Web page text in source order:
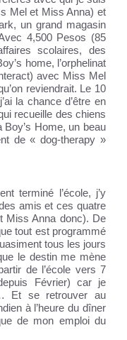
Mel et Miss Anna) et
un grand magasin
4,500 Pesos (85
scolaires, des
home, l’orphelinat
avec Miss Mel
reviendrait. Le 10
la chance d’être en
recueille des chiens
Home, un beau
de « dog-therapy »
terminé l’école, j’y
amis et ces quatre
Miss Anna donc). De
tout est programmé
tous les jours
le destin me mène
de l’école vers 7
Février) car je
Et se retrouver au
à l’heure du dîner
de mon emploi du